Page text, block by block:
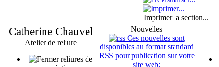
Imprimer la section...
Catherine Chauvel
Atelier de reliure
reliures de
Nouvelles
Ces nouvelles sont
disponibles au format standard
RSS pour publication sur votre
site web: